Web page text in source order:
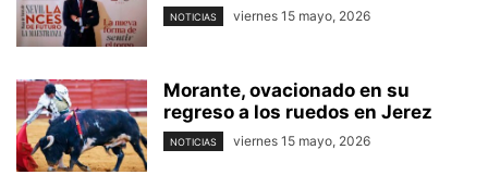
NOTICIAS viernes 15 mayo, 2026
Morante, ovacionado en su
regreso a los ruedos en Jerez
NOTICIAS viernes 15 mayo, 2026